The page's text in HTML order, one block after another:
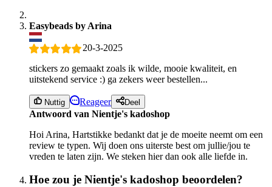
Easybeads by Arina
20-3-2025
stickers zo gemaakt zoals ik wilde, mooie kwaliteit, en
uitstekend service :) ga zekers weer bestellen...
Nuttig Reageer Deel
Antwoord van Nientje's kadoshop
Hoi Arina, Hartstikke bedankt dat je de moeite neemt om een
review te typen. Wij doen ons uiterste best om jullie/jou te
vreden te laten zijn. We steken hier dan ook alle liefde in.
Hoe zou je Nientje's kadoshop beoordelen?